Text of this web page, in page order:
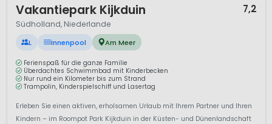
Vakantiepark Kijkduin 7,2
Südholland, Niederlande
L Innenpool Am Meer
Ferienspaß für die ganze Familie
Überdachtes Schwimmbad mit Kinderbecken
Nur rund ein Kilometer bis zum Strand
Trampolin, Kinderspielschiff und Lasertag
Erleben Sie einen aktiven, erholsamen Urlaub mit Ihrem Partner und Ihren
Kindern – im Roompot Park Kijkduin in der Küsten- und Dünenlandschaft